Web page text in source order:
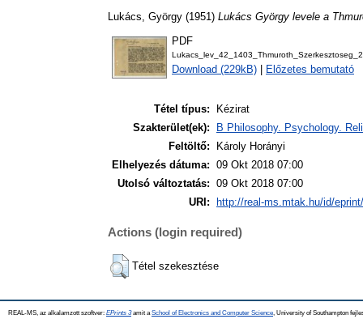
Lukács, György (1951) Lukács György levele a
PDF
Download (229kB) Előzetes bemutató
Tétel típus:
Kézirat
Szakterület(ek):
B Philosophy. Psychology.
Feltöltő:
Károly Horányi
Elhelyezés dátuma: 09 Okt 2018 07:00
Utolsó változtatás: 09 Okt 2018 07:00
URI:
http://real-ms.mtak.hu/id/
Actions (login required)
Tétel szekesztése
REAL-MS, az alkalamzott szoftver: EPrints 3amit a School of Electronics and Computer Science , University of Southampton